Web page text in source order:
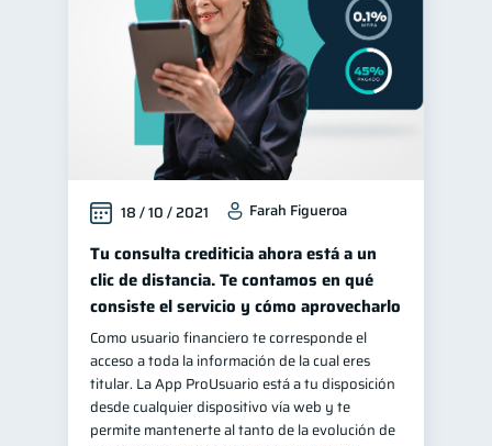
18 / 10 / 2021 Farah Figueroa
Tu consulta crediticia ahora está a un
clic de distancia. Te contamos en qué
consiste el servicio y cómo aprovecharlo
Como usuario financiero te corresponde el
acceso a toda la información de la cual eres
titular. La App ProUsuario está a tu disposición
desde cualquier dispositivo vía web y te
permite mantenerte al tanto de la evolución de